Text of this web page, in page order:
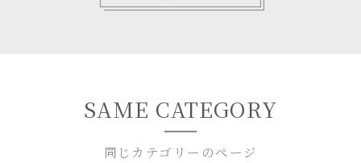
同じカテゴリーのページ
SAME CATEGORY